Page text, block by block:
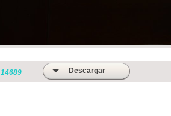
14689 Descargar